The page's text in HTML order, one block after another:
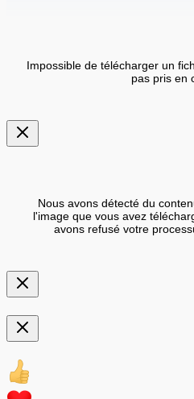
Impossible de télécharger un
pas pris en
Nous avons détecté du
l'image que vous avez
avons refusé votre